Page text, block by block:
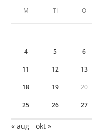
M TI O
4 5 6
11 12 13
18 19 20
25 26 27
« aug okt »